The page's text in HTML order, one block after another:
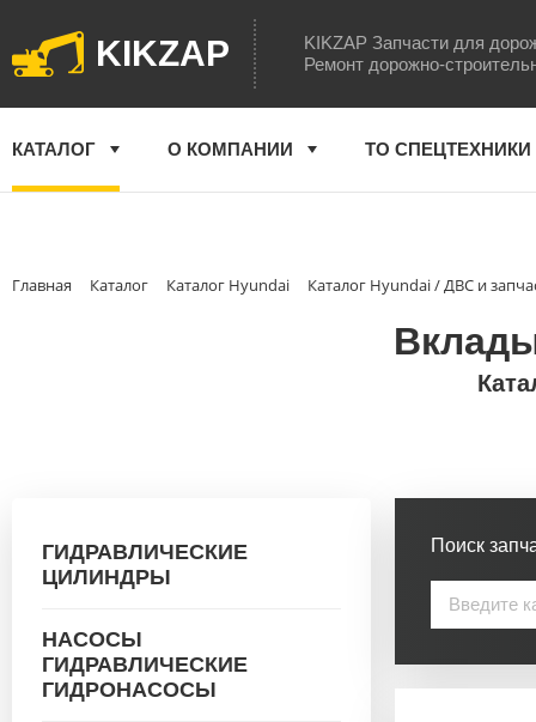
KIKZAP
KIKZAP Запчасти для
Ремонт дорожно-
КАТАЛОГ О КОМПАНИИ ТО СПЕЦТЕХНИКИ
Главная Каталог Каталог Hyundai Каталог Hyundai / ДВС и
ГИДРАВЛИЧЕСКИЕ
ЦИЛИНДРЫ
НАСОСЫ
ГИДРАВЛИЧЕСКИЕ
ГИДРОНАСОСЫ
Поиск